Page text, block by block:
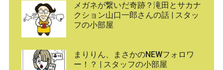
メガネが繋いだ奇跡？滝田とサカナ
クション山口一郎さんの話 | スタッ
フの小部屋
まりりん、まさかのNEWフォロワ
ー！？ | スタッフの小部屋